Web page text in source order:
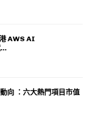
AWS AI
向 ：六大熱門項目市值